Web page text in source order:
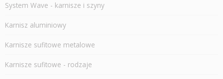
System Wave - karnisze i szyny
Karnisz aluminiowy
Karnisze sufitowe metalowe
Karnisze sufitowe - rodzaje